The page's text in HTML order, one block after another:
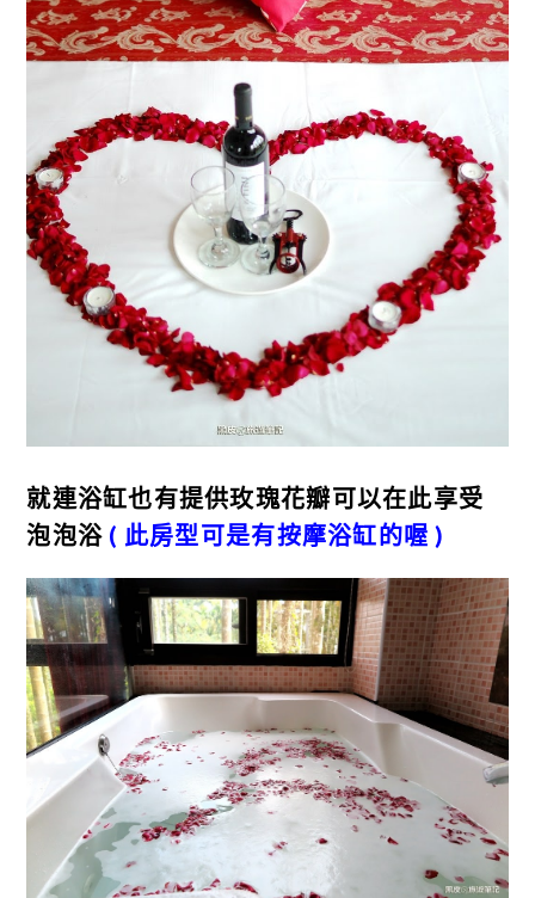
就連浴缸也有提供玫瑰花瓣可以在此享受
泡泡浴 ( 此房型可是有按摩浴缸的喔 )